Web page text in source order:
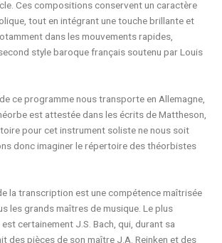
Ces compositions conservent un caractère
tout en intégrant une touche brillante et
dans les mouvements rapides,
style baroque français soutenu par Louis
ce programme nous transporte en Allemagne,
est attestée dans les écrits de Mattheson,
pour cet instrument soliste ne nous soit
donc imaginer le répertoire des théorbistes
la transcription est une compétence maîtrisée
les grands maîtres de musique. Le plus
est certainement J.S. Bach, qui, durant sa
des pièces de son maître J.A. Reinken et des